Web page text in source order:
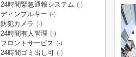
24時間緊急通報システム (-)
ディンプルキー (-)
防犯カメラ (-)
24時間有人管理 (-)
フロントサービス (-)
24時間ゴミ出し可 (-)